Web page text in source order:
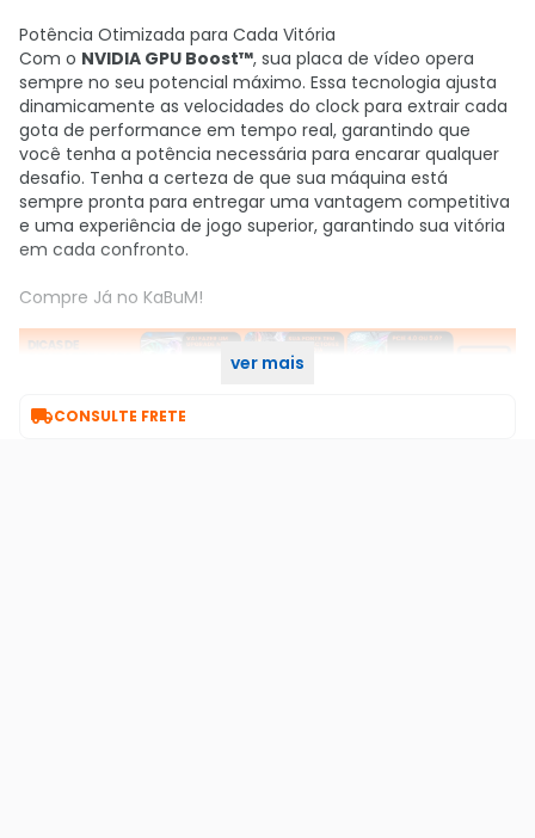
Potência Otimizada para Cada Vitória
Com o NVIDIA GPU Boost™, sua placa de vídeo opera
sempre no seu potencial máximo. Essa tecnologia ajusta
dinamicamente as velocidades do clock para extrair cada
gota de performance em tempo real, garantindo que
você tenha a potência necessária para encarar qualquer
desafio. Tenha a certeza de que sua máquina está
sempre pronta para entregar uma vantagem competitiva
e uma experiência de jogo superior, garantindo sua vitória
em cada confronto.
Compre Já no KaBuM!
ver mais
CONSULTE FRETE